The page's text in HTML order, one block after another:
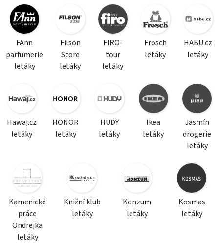
FAnn
parfumerie
letáky
Filson
Store
letáky
FIRO-
tour
letáky
Frosch
letáky
HABU.cz
letáky
Hawaj.cz
letáky
HONOR
letáky
HUDY
letáky
Ikea
letáky
Jasmín
drogerie
letáky
Kamenické
práce
Ondrejka
letáky
Knižní klub
letáky
Konzum
letáky
Kosmas
letáky